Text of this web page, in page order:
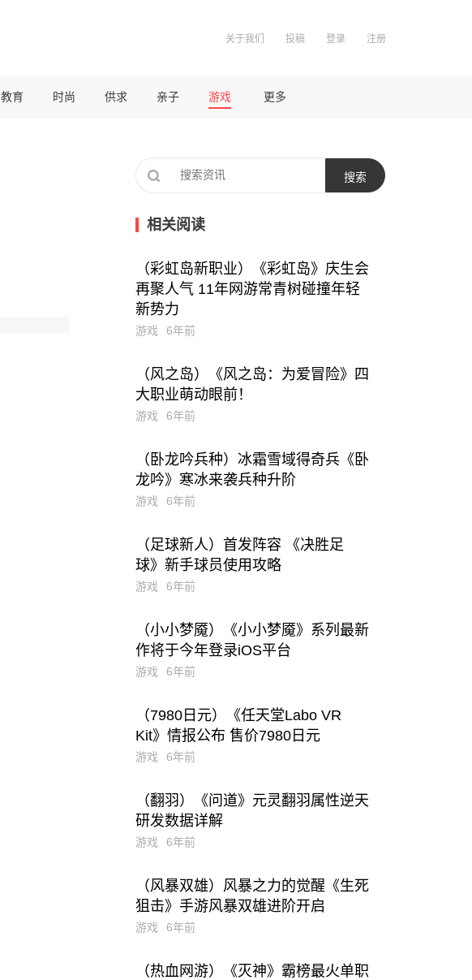
关于我们 投稿 登录 注册
教育 时尚 供求 亲子 游戏 更多
相关阅读
（彩虹岛新职业）《彩虹岛》庆生会
再聚人气 11年网游常青树碰撞年轻
新势力
游戏 6年前
（风之岛）《风之岛：为爱冒险》四
大职业萌动眼前！
游戏 6年前
（卧龙吟兵种）冰霜雪域得奇兵《卧
龙吟》寒冰来袭兵种升阶
游戏 6年前
（足球新人）首发阵容 《决胜足
球》新手球员使用攻略
游戏 6年前
（小小梦魇）《小小梦魇》系列最新
作将于今年登录iOS平台
游戏 6年前
（7980日元）《任天堂Labo VR
Kit》情报公布 售价7980日元
游戏 6年前
（翻羽）《问道》元灵翻羽属性逆天
研发数据详解
游戏 6年前
（风暴双雄）风暴之力的觉醒《生死
狙击》手游风暴双雄进阶开启
游戏 6年前
（热血网游）《灭神》霸榜最火单职